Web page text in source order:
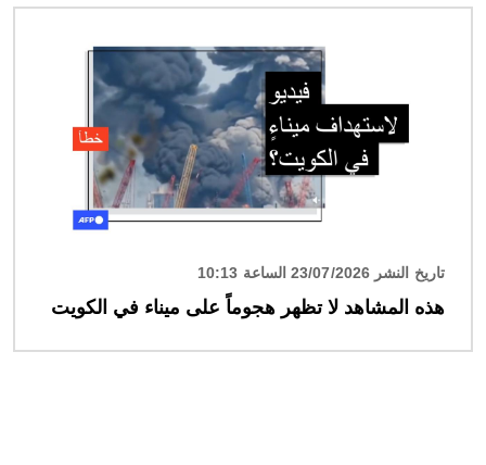
تاريخ النشر 23/07/2026 الساعة 10:13
هذه المشاهد لا تظهر هجوماً على ميناء في الكويت